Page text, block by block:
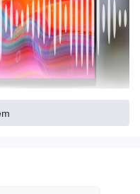
thanh thế hệ trước của